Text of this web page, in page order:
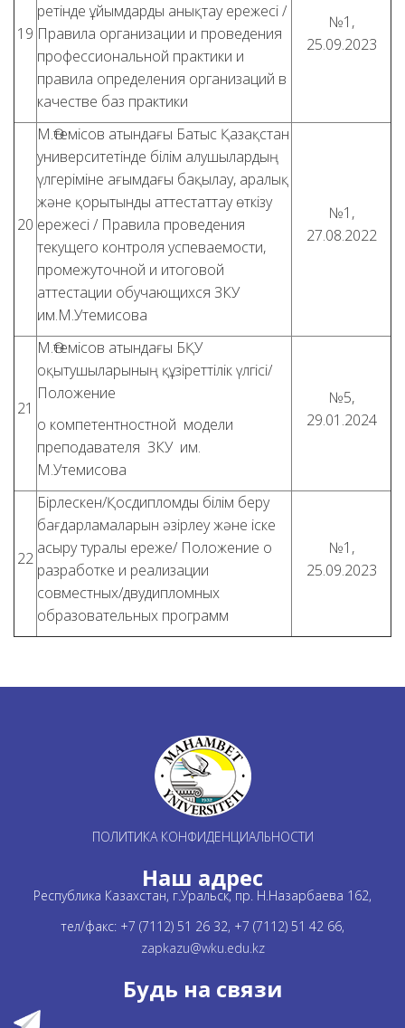
19
ретінде ұйымдарды анықтау ережесі /
Правила организации и проведения
профессиональной практики и
правила определения организаций в
качестве баз практики
№1,
25.09.2023
20
М.Өтемісов атындағы Батыс Қазақстан
университетінде білім алушылардың
үлгеріміне ағымдағы бақылау, аралық
және қорытынды аттестаттау өткізу
ережесі / Правила проведения
текущего контроля успеваемости,
промежуточной и итоговой
аттестации обучающихся ЗКУ
им.М.Утемисова
№1,
27.08.2022
21
М.Өтемісов атындағы БҚУ
оқытушыларының құзіреттілік үлгісі/
Положение
о компетентностной модели
преподавателя ЗКУ им.
М.Утемисова
№5,
29.01.2024
22
Бірлескен/Қосдипломды білім беру
бағдарламаларын әзірлеу және іске
асыру туралы ереже/ Положение о
разработке и реализации
совместных/двудипломных
образовательных программ
№1,
25.09.2023
ПОЛИТИКА КОНФИДЕНЦИАЛЬНОСТИ
Наш адрес
Республика Казахстан, г.Уральск, пр. Н.Назарбаева 162,
тел/факс: +7 (7112) 51 26 32, +7 (7112) 51 42 66,
zapkazu@wku.edu.kz
Будь на связи